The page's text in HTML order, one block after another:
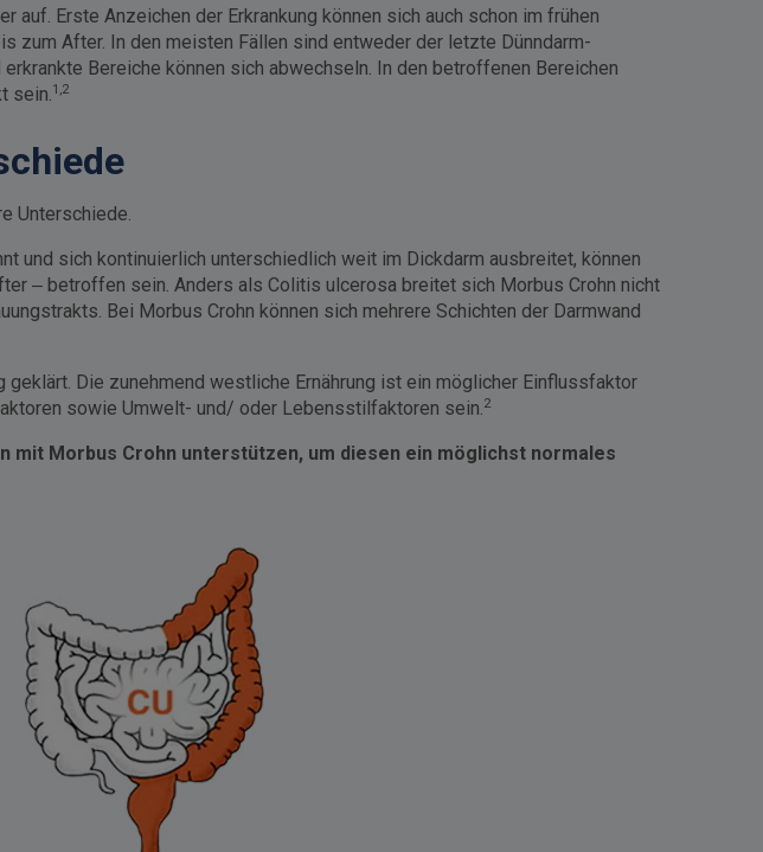
Erste Anzeichen der Erkrankung können sich auch schon im frühen
zum After. In den meisten Fällen sind entweder der letzte Dünndarm-
Bereiche können sich abwechseln. In den betroffenen Bereichen
sein.1,2
Unterschiede.
und sich kontinuierlich unterschiedlich weit im Dickdarm ausbreitet, können
– betroffen sein. Anders als Colitis ulcerosa breitet sich Morbus Crohn nicht
Bei Morbus Crohn können sich mehrere Schichten der Darmwand
Die zunehmend westliche Ernährung ist ein möglicher Einflussfaktor
sowie Umwelt- und/ oder Lebensstilfaktoren sein.2
mit Morbus Crohn unterstützen, um diesen ein möglichst normales